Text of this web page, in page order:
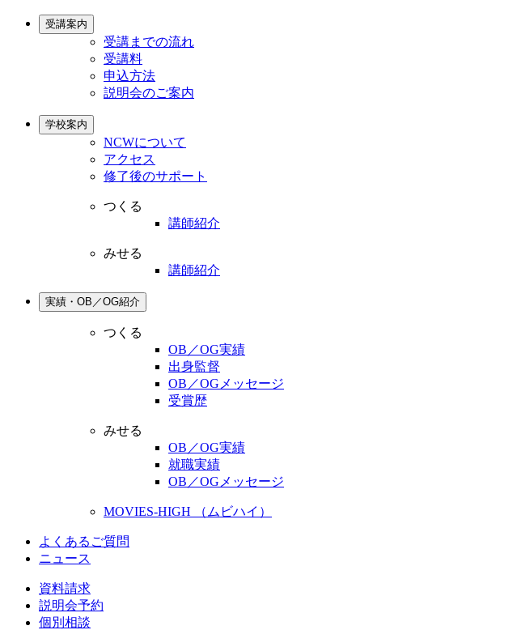
受講案内
受講までの流れ
受講料
申込方法
説明会のご案内
学校案内
NCWについて
アクセス
修了後のサポート
つくる
講師紹介
みせる
講師紹介
実績・OB／OG紹介
つくる
OB／OG実績
出身監督
OB／OGメッセージ
受賞歴
みせる
OB／OG実績
就職実績
OB／OGメッセージ
MOVIES-HIGH （ムビハイ）
よくあるご質問
ニュース
資料請求
説明会予約
個別相談